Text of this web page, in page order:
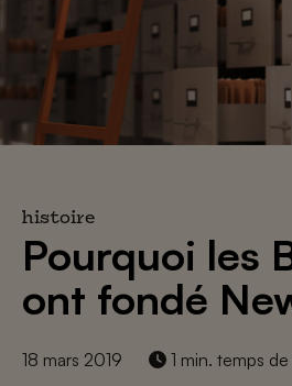
histoire
Pourquoi les
ont fondé
18 mars 2019 1 min. temps